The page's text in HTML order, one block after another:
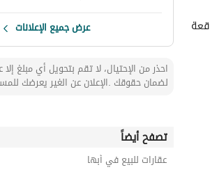
عرض جميع الإعلانات
احذر من الإحتيال، لا تقم بتحويل أي مبلغ
لضمان حقوقك .الإعلان عن الغير يعرضك
تصفح أيضاً
عقارات للبيع في أبها